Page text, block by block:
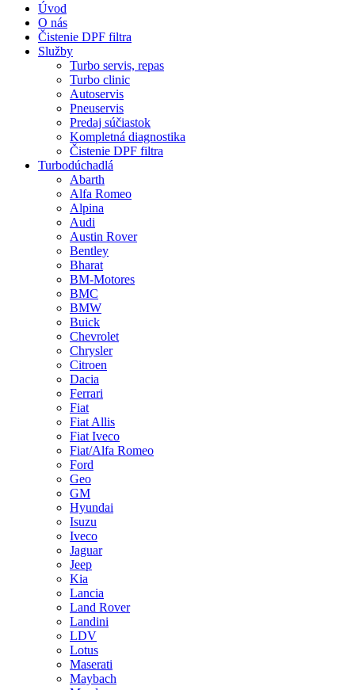
Úvod
O nás
Čistenie DPF filtra
Služby
Turbo servis, repas
Turbo clinic
Autoservis
Pneuservis
Predaj súčiastok
Kompletná diagnostika
Čistenie DPF filtra
Turbodúchadlá
Abarth
Alfa Romeo
Alpina
Audi
Austin Rover
Bentley
Bharat
BM-Motores
BMC
BMW
Buick
Chevrolet
Chrysler
Citroen
Dacia
Ferrari
Fiat
Fiat Allis
Fiat Iveco
Fiat/Alfa Romeo
Ford
Geo
GM
Hyundai
Isuzu
Iveco
Jaguar
Jeep
Kia
Lancia
Land Rover
Landini
LDV
Lotus
Maserati
Maybach